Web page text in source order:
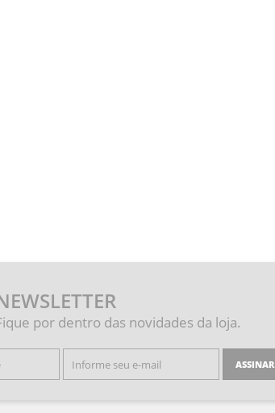
por dentro das novidades da loja.
ASSINAR